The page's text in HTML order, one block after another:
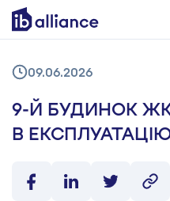
09.06.2026
9-Й БУДИНОК ЖК
В